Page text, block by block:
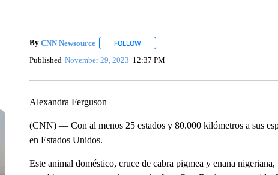
By CNN Newsource FOLLOWFOLLOW "" TO RECEIVE NOTIFICATIONS
Published November 29, 2023 12:37 PM
Alexandra Ferguson
(CNN) — Con al menos 25 estados y 80.000 kilómetros a sus
en Estados Unidos.
Este animal doméstico, cruce de cabra pigmea y enana